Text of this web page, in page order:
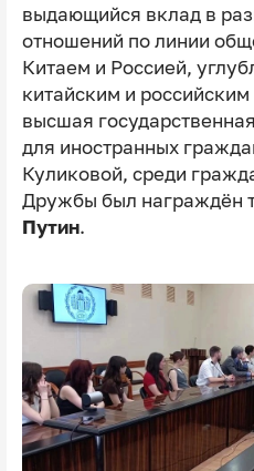
выдающийся вклад в
отношений по линии
Китаем и Россией,
китайским и
высшая
для иностранных
Куликовой, среди
Дружбы был награждён
Путин.